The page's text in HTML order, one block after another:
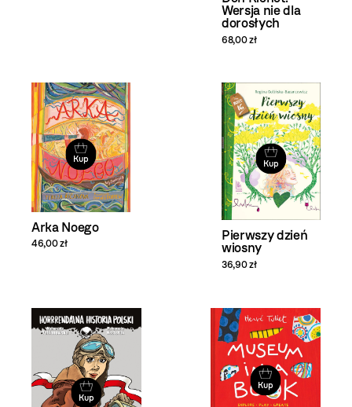
Wersja nie dla
dorosłych
68,00 zł
Kup
Arka Noego
46,00 zł
Kup
Pierwszy dzień
wiosny
36,90 zł
Kup
Kup